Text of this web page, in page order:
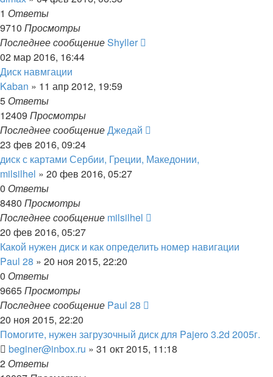
1 Ответы
9710 Просмотры
Последнее сообщениеShyller
02 мар 2016, 16:44
Диск навмгации
Kaban » 11 апр 2012, 19:59
5 Ответы
12409 Просмотры
Последнее сообщениеДжедай
23 фев 2016, 09:24
диск с картами Сербии, Греции, Македонии,
milsilhel » 20 фев 2016, 05:27
0 Ответы
8480 Просмотры
Последнее сообщение milsilhel
20 фев 2016, 05:27
Какой нужен диск и как определить номер навигации
Paul 28 » 20 ноя 2015, 22:20
0 Ответы
9665Просмотры
Последнее сообщение Paul 28
20 ноя 2015, 22:20
Помогите, нужен загрузочный диск для Pajero 3.2d 2005г.
beginer@inbox.ru » 31 окт 2015, 11:18
2 Ответы